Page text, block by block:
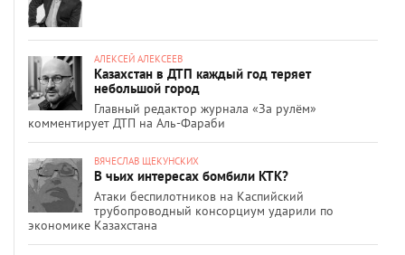
АЛЕКСЕЙ АЛЕКСЕЕВ
Казахстан в ДТП каждый год теряет
небольшой город
Главный редактор журнала «За рулём»
комментирует ДТП на Аль-Фараби
ВЯЧЕСЛАВ ЩЕКУНСКИХ
В чьих интересах бомбили КТК?
Атаки беспилотников на Каспийский
трубопроводный консорциум ударили по
экономике Казахстана